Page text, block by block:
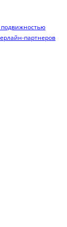
партнеров